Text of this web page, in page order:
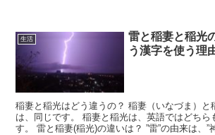
生活
雷と稲妻と稲光
う漢字を使う理
稲妻と稲光はどう違うの？ 稲妻（いなづま）と
は、同じです。 稲妻と稲光は、英語ではどちら
す。 雷と稲妻(稲光)の違いは？ ”雷”の由来は、”